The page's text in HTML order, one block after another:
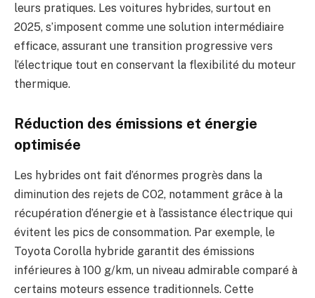
leurs pratiques. Les voitures hybrides, surtout en
2025, s’imposent comme une solution intermédiaire
efficace, assurant une transition progressive vers
l’électrique tout en conservant la flexibilité du moteur
thermique.
Réduction des émissions et énergie
optimisée
Les hybrides ont fait d’énormes progrès dans la
diminution des rejets de CO2, notamment grâce à la
récupération d’énergie et à l’assistance électrique qui
évitent les pics de consommation. Par exemple, le
Toyota Corolla hybride garantit des émissions
inférieures à 100 g/km, un niveau admirable comparé à
certains moteurs essence traditionnels. Cette